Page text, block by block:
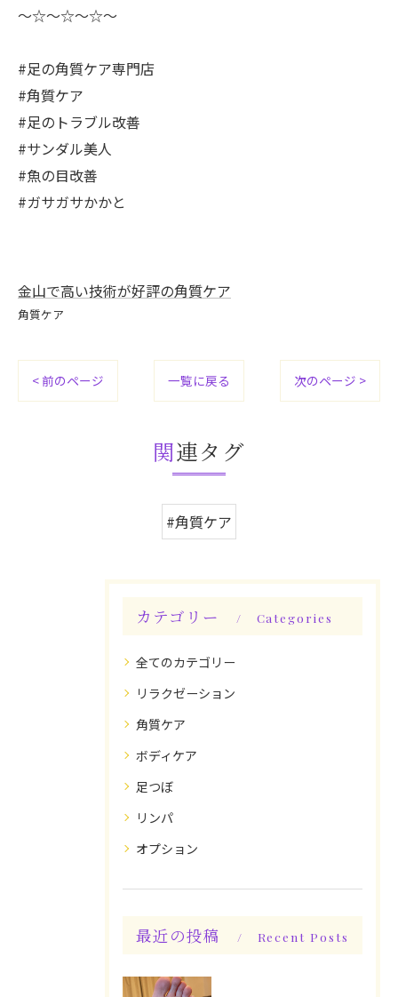
〜☆〜☆〜☆〜
#足の角質ケア専門店
#角質ケア
#足のトラブル改善
#サンダル美人
#魚の目改善
#ガサガサかかと
金山で高い技術が好評の角質ケア
角質ケア
< 前のページ 一覧に戻る 次のページ >
関連タグ
#角質ケア
カテゴリー Categories
全てのカテゴリー
リラクゼーション
角質ケア
ボディケア
足つぼ
リンパ
オプション
最近の投稿 Recent Posts